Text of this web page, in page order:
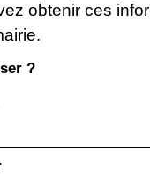
obtenir ces
?